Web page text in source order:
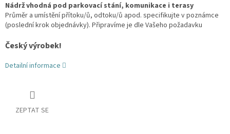
Nádrž vhodná pod parkovací stání, komunikace i terasy
Průměr a umístění přítoku/ů, odtoku/ů apod. specifikujte v poznámce
(poslední krok objednávky). Připravíme je dle Vašeho požadavku
Český výrobek!
Detailní informace
ZEPTAT SE